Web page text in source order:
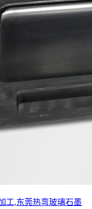
工,东莞热弯玻璃石墨